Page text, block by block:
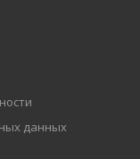
данных